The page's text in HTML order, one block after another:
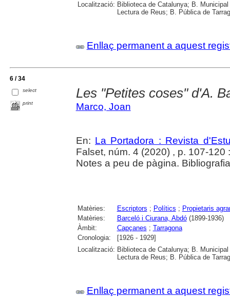
Localització: Biblioteca de Catalunya; B.
Lectura de Reus; B. Pública de
Enllaç permanent a aquest
6 / 34
select
print
Les "Petites coses" d'A.
Marco, Joan
En: La Portadora : Revista
Falset, núm. 4 (2020) , p. 107-120
Notes a peu de pàgina.
Matèries: Escriptors ; Polítics ; Propietaris
Matèries:
Barceló i Ciurana, Abdó(1899-1936)
Àmbit:
Capçanes ; Tarragona
Cronologia:
[1926 - 1929]
Localització: Biblioteca de Catalunya; B.
Lectura de Reus; B. Pública de
Enllaç permanent a aquest